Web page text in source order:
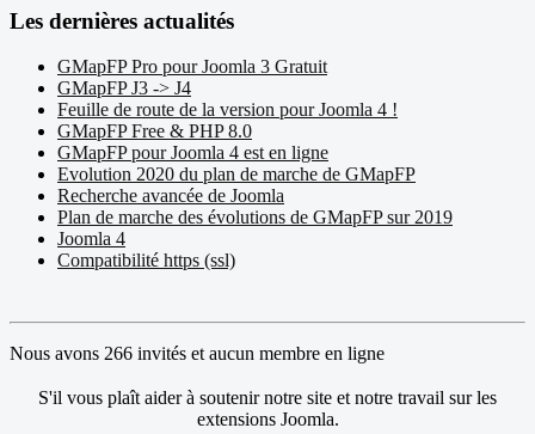
Les dernières actualités
GMapFP Pro pour Joomla 3 Gratuit
GMapFP J3 -> J4
Feuille de route de la version pour Joomla 4 !
GMapFP Free & PHP 8.0
GMapFP pour Joomla 4 est en ligne
Evolution 2020 du plan de marche de GMapFP
Recherche avancée de Joomla
Plan de marche des évolutions de GMapFP sur 2019
Joomla 4
Compatibilité https (ssl)
Nous avons 266 invités et aucun membre en ligne
S'il vous plaît aider à soutenir notre site et notre travail sur les
extensions Joomla.